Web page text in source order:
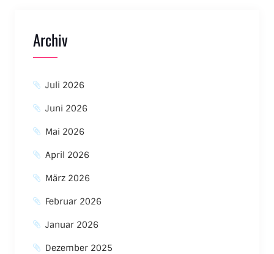
Archiv
Juli 2026
Juni 2026
Mai 2026
April 2026
März 2026
Februar 2026
Januar 2026
Dezember 2025